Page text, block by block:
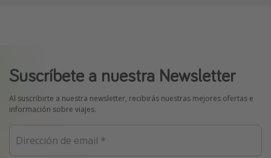
Suscríbete a nuestra Newsletter
Al suscribirte a nuestra newsletter, recibirás nuestras mejores ofertas e
información sobre viajes.